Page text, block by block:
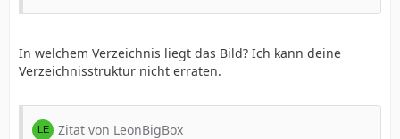
In welchem Verzeichnis liegt das Bild? Ich kann deine
Verzeichnisstruktur nicht erraten.
Zitat von LeonBigBox